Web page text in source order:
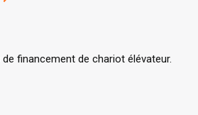
financement de chariot élévateur.